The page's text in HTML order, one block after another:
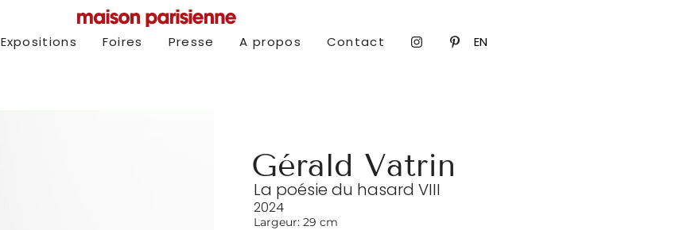
Expositions Foires Presse A propos Contact EN
Gérald Vatrin
La poésie du hasard VIII
2024
Largeur: 29 cm